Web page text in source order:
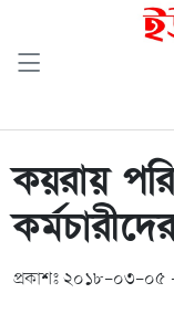
কয়রায়
প্রকাশঃ ২০১৮-০৩-০৫